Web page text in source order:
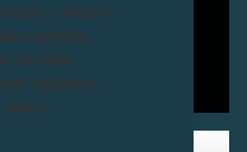
D’EXPOSITION DE LA
- 1204 Geneva
: devant
articles,
de faire
vigilance